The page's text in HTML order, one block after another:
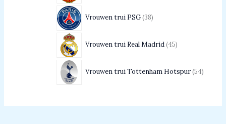
Vrouwen trui PSG 38
Vrouwen trui Real Madrid 45
Vrouwen trui Tottenham Hotspur 54